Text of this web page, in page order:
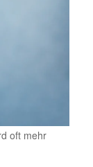
oft mehr